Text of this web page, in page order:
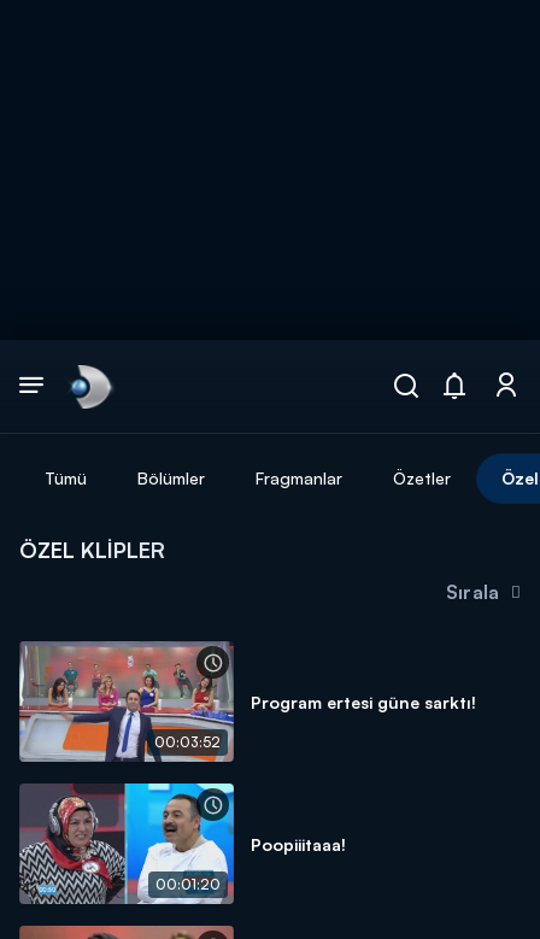
DİĞER SONUÇLAR
Tümü Bölümler Fragmanlar Özetler
ÖZEL KLIPLER
Sırala
00:03:52
Program ertesi güne sarktı!
00:01:20
Poopiiitaaa!